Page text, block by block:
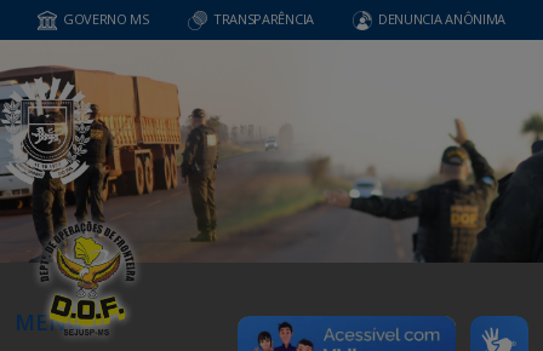
GOVERNO MS TRANSPARÊNCIA DENUNCIA ANÔNIMA
MENU